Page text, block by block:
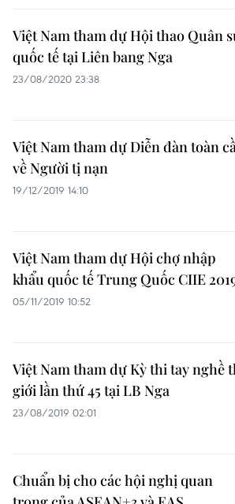
Việt Nam tham dự Hội thao Quân
quốc tế tại Liên bang Nga
23/08/2020 23:38
Việt Nam tham dự Diễn đàn toàn
về Người tị nạn
19/12/2019 14:10
Việt Nam tham dự Hội chợ nhập
khẩu quốc tế Trung Quốc CIIE
05/11/2019 10:52
Việt Nam tham dự Kỳ thi tay nghề
giới lần thứ 45 tại LB Nga
23/08/2019 02:01
Chuẩn bị cho các hội nghị quan